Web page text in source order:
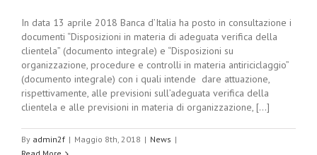
In data 13 aprile 2018 Banca d’Italia ha posto in consultazione i
documenti “Disposizioni in materia di adeguata verifica della
clientela” (documento integrale) e “Disposizioni su
organizzazione, procedure e controlli in materia antiriciclaggio”
(documento integrale) con i quali intende dare attuazione,
rispettivamente, alle previsioni sull’adeguata verifica della
clientela e alle previsioni in materia di organizzazione, [...]
By admin2f | Maggio 8th, 2018 | News |